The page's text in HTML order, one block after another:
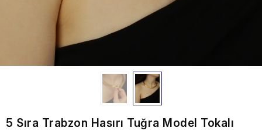
5 Sıra Trabzon Hasırı Tuğra Model Tokalı